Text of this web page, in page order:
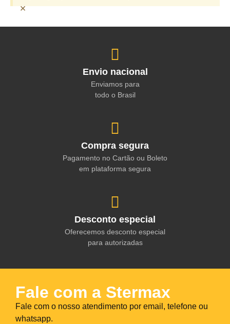
×
Envio nacional
Enviamos para
todo o Brasil
Compra segura
Pagamento no Cartão ou Boleto
em plataforma segura
Desconto especial
Oferecemos desconto especial
para autorizadas
Fale com a Stermax
Fale com o nosso atendimento por email, telefone ou
whatsapp.